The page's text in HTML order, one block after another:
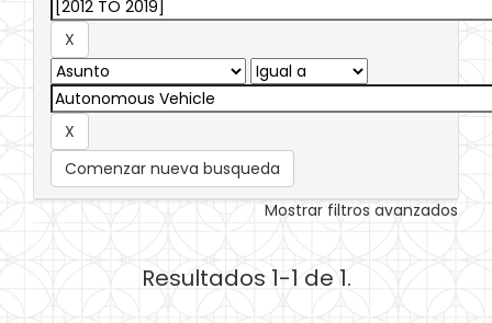
Comenzar nueva busqueda
Mostrar filtros avanzados
Resultados 1-1 de 1.